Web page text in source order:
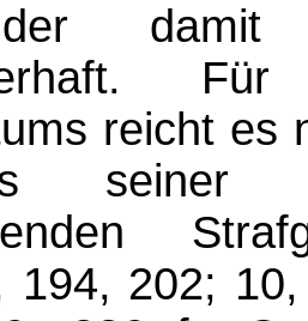
damit
reicht es
194, 202;